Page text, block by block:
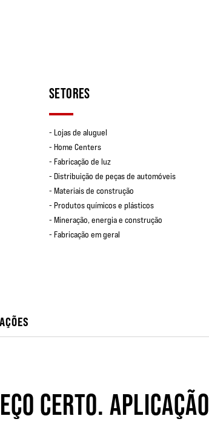
SETORES
- Lojas de aluguel
- Home Centers
- Fabricação de luz
- Distribuição de peças de automóveis
- Materiais de construção
- Produtos químicos e plásticos
- Mineração, energia e construção
- Fabricação em geral
CERTO.